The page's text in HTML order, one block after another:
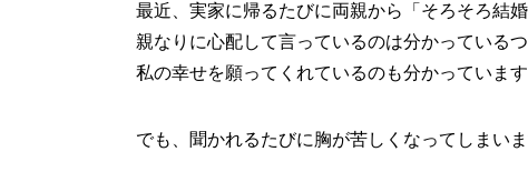
最近、実家に帰るたびに両親から「そろそろ結
親なりに心配して言っているのは分かっているつ
私の幸せを願ってくれているのも分かっています
でも、聞かれるたびに胸が苦しくなってしまいま